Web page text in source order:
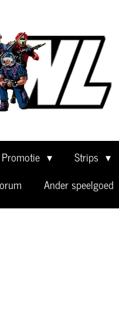
Promotie Strips
Ander speelgoed